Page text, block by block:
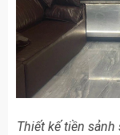
Thiết kế tiền